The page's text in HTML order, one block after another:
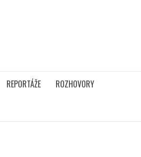
REPORTÁŽE ROZHOVORY